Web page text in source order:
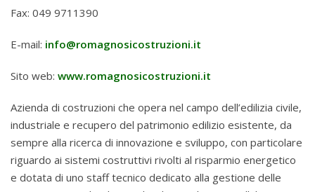
Fax: 049 9711390
E-mail: info@romagnosicostruzioni.it
Sito web: www.romagnosicostruzioni.it
Azienda di costruzioni che opera nel campo dell’edilizia civile,
industriale e recupero del patrimonio edilizio esistente, da
sempre alla ricerca di innovazione e sviluppo, con particolare
riguardo ai sistemi costruttivi rivolti al risparmio energetico
e dotata di uno staff tecnico dedicato alla gestione delle